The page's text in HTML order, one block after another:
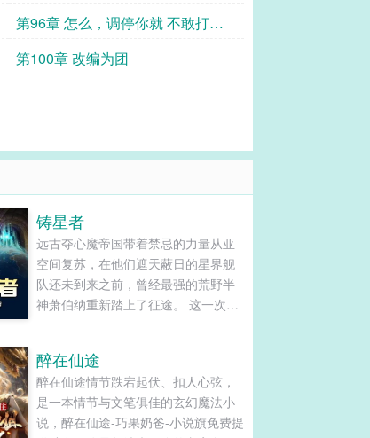
两码事
第96章 怎么，调停你就 不敢打了
嘛
第100章 改编为团
铸星者
远古夺心魔帝国带着禁忌的力量从亚
空间复苏，在他们遮天蔽日的星界舰
队还未到来之前，曾经最强的荒野半
神萧伯纳重新踏上了征途。 这一次他
醉在仙途
醉在仙途情节跌宕起伏、扣人心弦，
是一本情节与文笔俱佳的玄幻魔法小
说，醉在仙途-巧果奶爸-小说旗免费提